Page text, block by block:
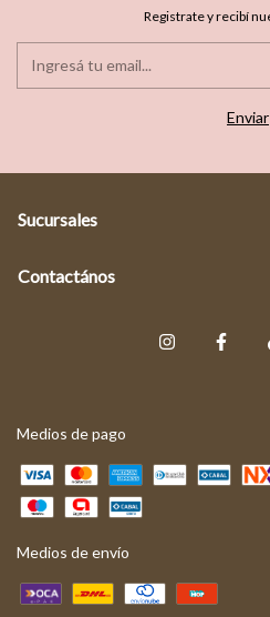
Registrate y recibí
Sucursales
Contactános
Medios de pago
Medios de envío